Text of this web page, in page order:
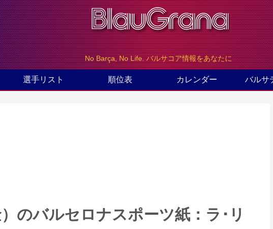
No Barça, No Life. バルサコア情報をあなたに
選手リスト 順位表 カレンダー バルサ
のバルセロナスポーツ紙：ラ･リ